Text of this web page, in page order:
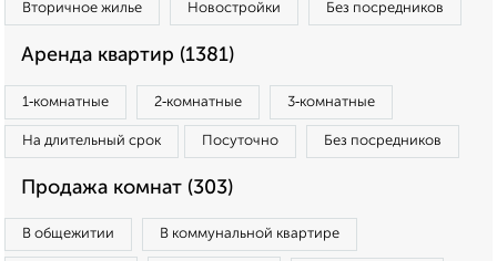
Вторичное жилье Новостройки Без посредников
Аренда квартир (1381)
1‑комнатные 2‑комнатные 3‑комнатные
На длительный срок Посуточно Без посредников
Продажа комнат (303)
В общежитии В коммунальной квартире